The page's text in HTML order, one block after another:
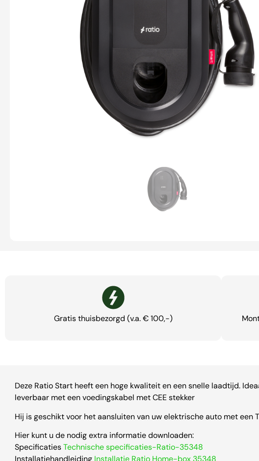
Gratis thuisbezorgd (v.a. € 100,-)
Deze Ratio Start heeft een hoge kwaliteit en een snelle laadtijd.
leverbaar met een voedingskabel met CEE stekker
Hij is geschikt voor het aansluiten van uw elektrische auto met een
Hier kunt u de nodig extra informatie downloaden:
SpecificatiesTechnische specificaties-Ratio-35348
Installatiehandleiding Installatie Ratio Home-box 35348